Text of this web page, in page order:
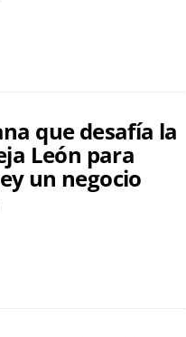
que desafía la
León para
un negocio